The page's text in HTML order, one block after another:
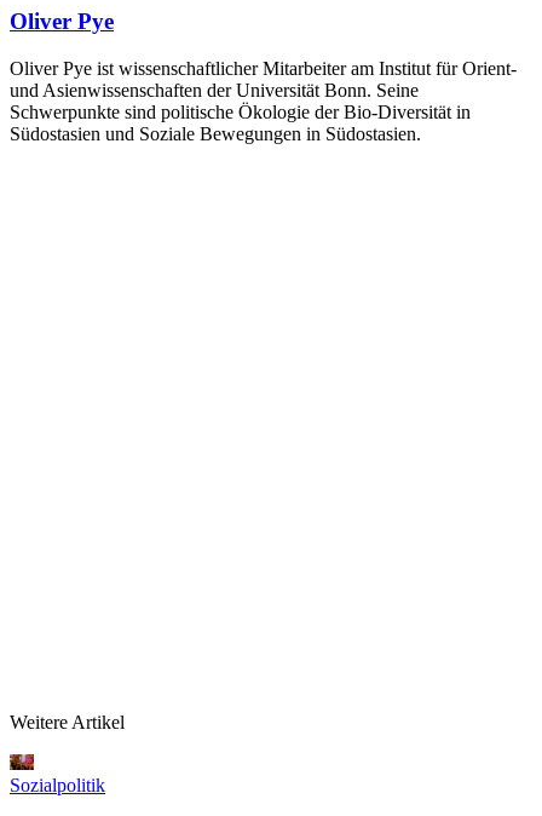
Oliver Pye
Oliver Pye ist wissenschaftlicher Mitarbeiter am Institut für Orient-
und Asienwissenschaften der Universität Bonn. Seine
Schwerpunkte sind politische Ökologie der Bio-Diversität in
Südostasien und Soziale Bewegungen in Südostasien.
Weitere Artikel
Sozialpolitik